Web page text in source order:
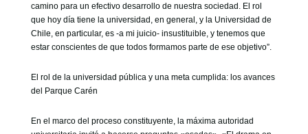
camino para un efectivo desarrollo de nuestra sociedad. El rol
que hoy día tiene la universidad, en general, y la Universidad de
Chile, en particular, es -a mi juicio- insustituible, y tenemos que
estar conscientes de que todos formamos parte de ese objetivo”.
El rol de la universidad pública y una meta cumplida: los avances
del Parque Carén
En el marco del proceso constituyente, la máxima autoridad